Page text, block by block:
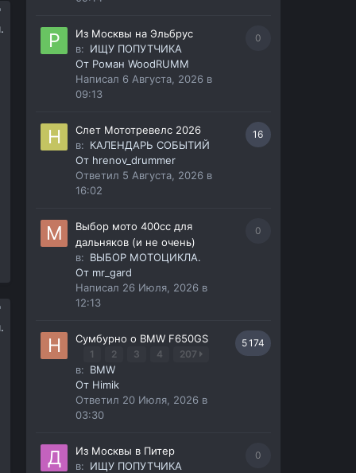
0
Из Москвы на Эльбрус
в: ИЩУ ПОПУТЧИКА
От Роман WoodRUMM
Написал 6 Августа, 2026 в
09:13
16
Слет Мототревелс 2026
в: КАЛЕНДАРЬ СОБЫТИЙ
От hrenov_drummer
Ответил 5 Августа, 2026 в
16:02
0
Выбор мото 400сс для
дальняков (и не очень)
в: ВЫБОР МОТОЦИКЛА.
От mr_gard
Написал 26 Июля, 2026 в
12:13
5 174
Сумбурно о BMW F650GS
1 2 3 4 207
в: BMW
От Himik
Ответил 20 Июля, 2026 в
03:30
0
Из Москвы в Питер
в: ИЩУ ПОПУТЧИКА